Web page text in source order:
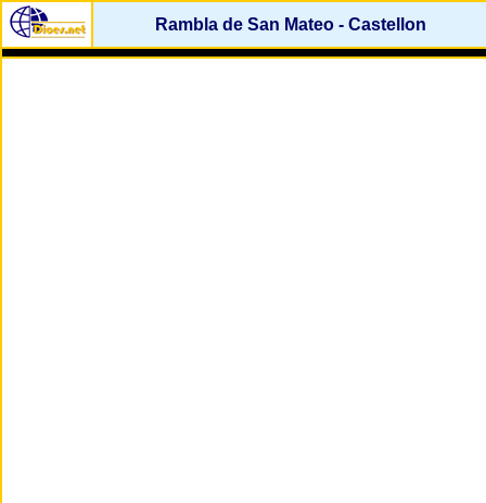
Rambla de San Mateo - Castellon